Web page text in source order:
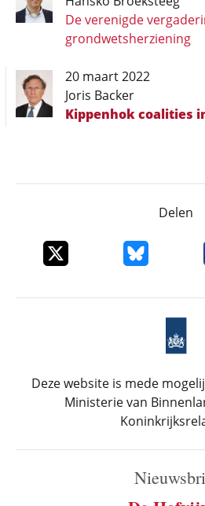
De verenigde
grondwetsherziening
20 maart 2022
Joris Backer
Kippenhok coalities
Delen
Deel dit item op XDeel dit item
Deze website is mede
Ministerie van